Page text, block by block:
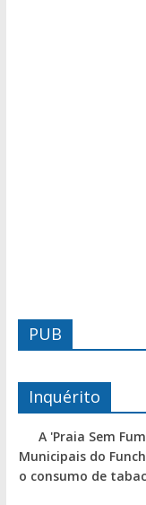
PUB
Inquérito
A 'Praia Sem
Municipais do
o consumo de